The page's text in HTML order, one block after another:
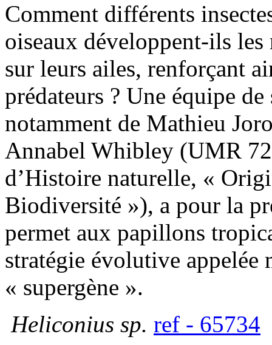
Comment différents
oiseaux développent-ils les
sur leurs ailes, renforçant
prédateurs ? Une équipe
notamment de Mathieu
Annabel Whibley (UMR
d’Histoire naturelle, «
Biodiversité »), a pour la
permet aux papillons
stratégie évolutive
« supergène ».
Heliconius sp. ref - 65734